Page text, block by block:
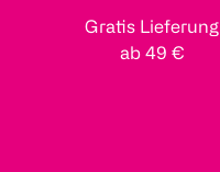
Gratis Lieferung
ab 49 €